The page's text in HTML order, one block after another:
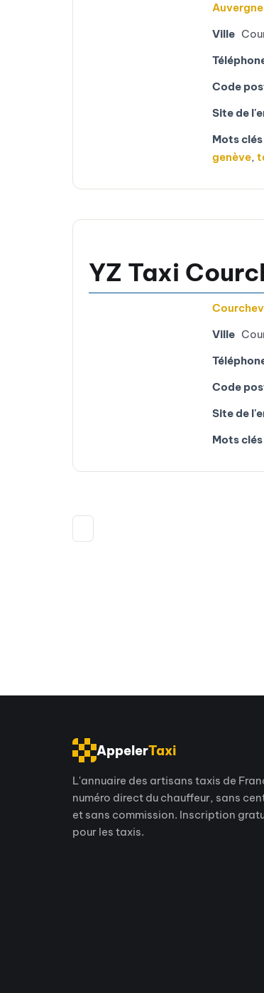
Ville
Code
Site de
Mots
genève,
YZ Taxi
Ville
Code
Site de
Mots
AppelerTaxi
L'annuaire des artisans taxis de
numéro direct du chauffeur, sans
et sans commission. Inscription
pour les taxis.